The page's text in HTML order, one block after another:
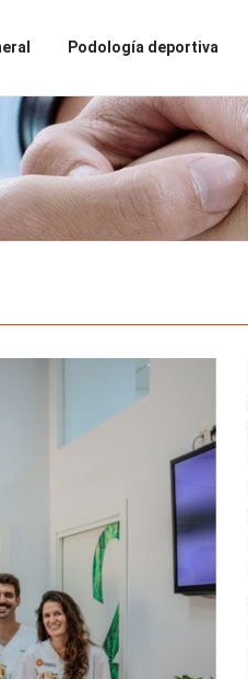
Podología deportiva